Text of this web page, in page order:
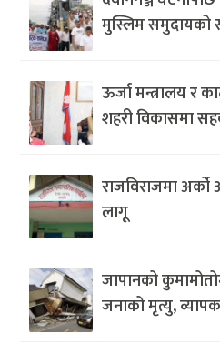
मुस्लिम समुदायको
ऊर्जा मन्त्रालय र
शहरी विकासमा
राजविराजमा
लागू
जापानको
जनाको मृत्यु,